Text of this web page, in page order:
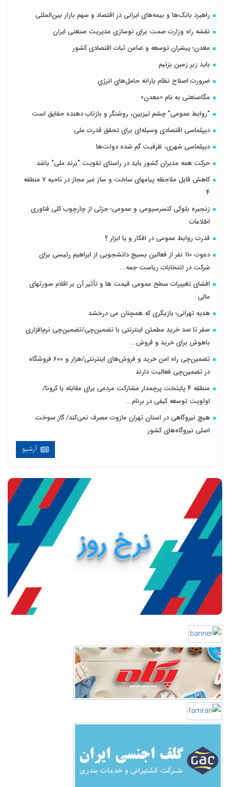
راهبرد بانک‌ها و بیمه‌های ایرانی در اقتصاد و سهم بازار بین‌المللی
نقشه راه وزارت صمت برای نوسازی مدیریت صنعتی ایران
معدن؛ پیشران توسعه و ضامن ثبات اقتصادی کشور
باید زیرِ زمین بزنیم
ضرورت اصلاح نظام يارانه حامل‌هاي انرژي
مگاصنعتی به نام «معدن»
"روابط عمومی" چشم تیزبین، روشنگر و بازتاب دهنده حقایق است
دیپلماسی اقتصادی وسیله‌ای برای تحقق قدرت ملی
دیپلماسی شهری، ظرفیت گم شده دولت‌ها
حرکت همه مدیران کشور باید در راستای تقویت "برند ملی" باشد
کاهش قابل ملاحظه پیامهای ساخت و ساز غیر مجاز در ناحیه 7 منطقه
4
زنجیره بلوکی کنسرسیومی و عمومی؛ جزئی از چارچوب کلی فناوری
اطلاعات
قدرت روابط عمومی در افکار و یا ابزار ؟
دعوت 110 نفر از فعالین بسیج دانشجویی از ابراهیم رئیسی برای
شرکت در انتخابات ریاست جمه...
افشای تغییرات سطح عمومی قیمت ها و تأثیر آن بر اقلام صورتهای
مالی
هدیه تهرانی؛ بازیگری که همچنان می درخشد
صفر تا صد خرید مطمئن اینترنتی با تضمین‌چی/تضمین‌چی نرم‌افزاری
باهوش برای خرید و فروش‌...
تضمین‌چی راه امن خرید و فروش‌های اینترنتی/هزار و ۶۰۰ فروشگاه
در تضمین‌چی فعالیت دارند
منطقه 4 پایتخت پرچمدار مشارکت مردمی برای مقابله با کرونا/
اولویت توسعه کیفی در برنام...
هیچ نیروگاهی در استان تهران مازوت مصرف نمی‌کند/ گاز سوخت
اصلی نیروگاه‌های کشور
آرشیو